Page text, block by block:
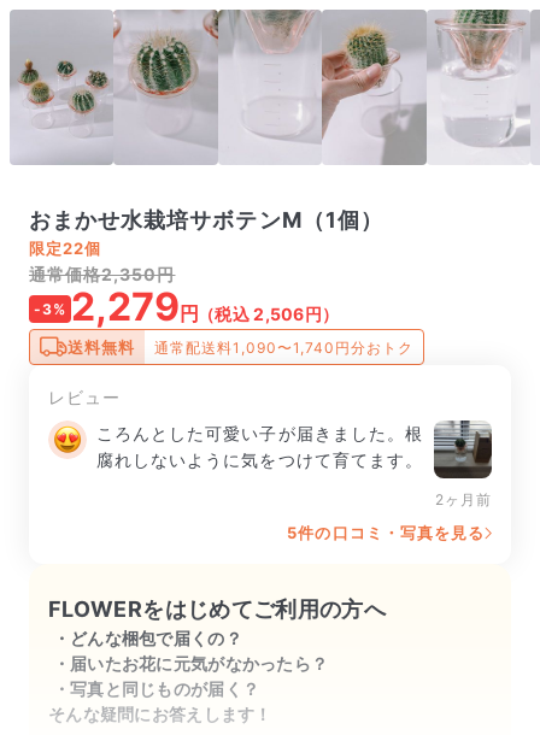
おまかせ水栽培サボテンM（1個）
限定22個
通常価格2,350円
-3% 2,279 円 （税込 2,506円）
送料無料 通常配送料1,090〜1,740円分おトク
レビュー
ころんとした可愛い子が届きました。根
腐れしないように気をつけて育てます。
2ヶ月前
5件の口コミ・写真を見る
FLOWERをはじめてご利用の方へ
どんな梱包で届くの？
届いたお花に元気がなかったら？
写真と同じものが届く？
そんな疑問にお答えします！